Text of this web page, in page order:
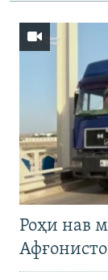
Роҳи нав